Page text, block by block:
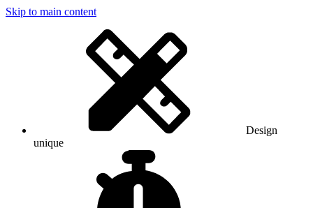
Skip to main content
Design
unique